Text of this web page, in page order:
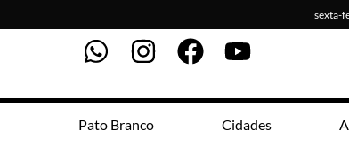
sexta-
Pato Branco Cidades